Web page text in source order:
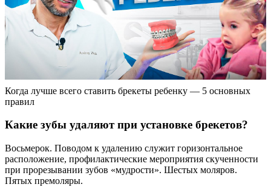
Когда лучше всего ставить брекеты ребенку — 5 основных
правил
Какие зубы удаляют при установке брекетов?
Восьмерок. Поводом к удалению служит горизонтальное
расположение, профилактические мероприятия скученности
при прорезывании зубов «мудрости». Шестых моляров.
Пятых премоляры.